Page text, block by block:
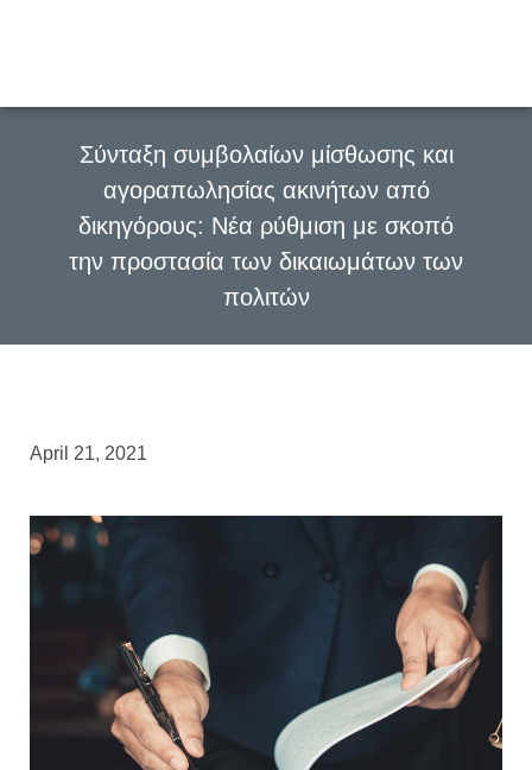
Σύνταξη συμβολαίων μίσθωσης και
αγοραπωλησίας ακινήτων από
δικηγόρους: Νέα ρύθμιση με σκοπό
την προστασία των δικαιωμάτων των
πολιτών
April 21, 2021